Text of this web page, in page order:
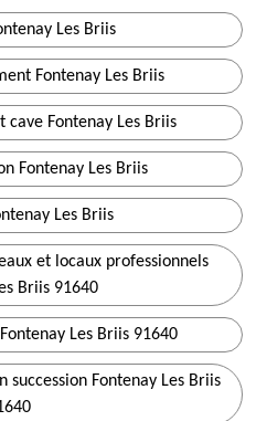
Les Briis
Fontenay Les Briis
cave Fontenay Les Briis
Fontenay Les Briis
Les Briis
et locaux professionnels
Briis 91640
Les Briis 91640
succession Fontenay Les Briis